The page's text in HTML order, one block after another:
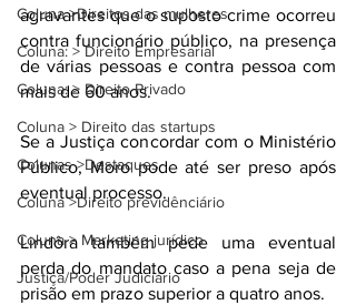
Coluna >Direitos das mulheres
Coluna: > Direito Empresarial
Coluna: > Direito Privado
Coluna > Direito das startups
Colunas >Destaques
Coluna >Direito previdênciário
Coluna > Marketing jurídico
Justiça/Poder Judiciário
agravantes que o suposto crime ocorreu
contra funcionário público, na presença
de várias pessoas e contra pessoa com
mais de 60 anos.
Se a Justiça concordar com o Ministério
Público, Moro pode até ser preso após
eventual processo.
Lindôra também pede uma eventual
perda do mandato caso a pena seja de
prisão em prazo superior a quatro anos.